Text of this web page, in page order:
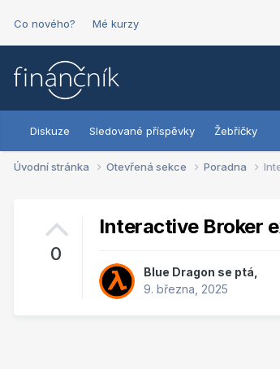
Co nového? Mé kurzy
Diskuze Sledované příspěvky Žebříčky
Úvodní stránka Otevřená sekce Poradna
0
Interactive Broker
Blue Dragon se ptá,
9. března, 2025